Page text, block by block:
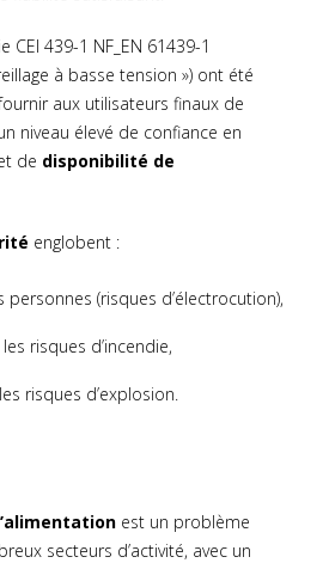
CEI 439-1 NF_EN 61439-1
à basse tension ») ont été
aux utilisateurs finaux de
niveau élevé de confiance en
de disponibilité de
englobent :
personnes (risques d’électrocution),
les risques d’incendie,
les risques d’explosion.
est un problème
secteurs d’activité, avec un